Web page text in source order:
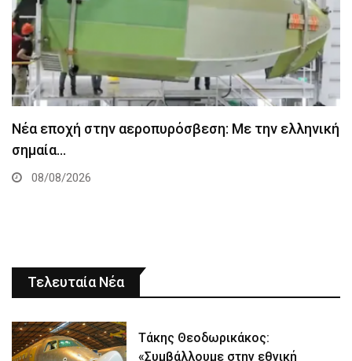
Νέα εποχή στην αεροπυρόσβεση: Με την ελληνική
σημαία…
08/08/2026
Τελευταία Νέα
Τάκης Θεοδωρικάκος:
«Συμβάλλουμε στην εθνική